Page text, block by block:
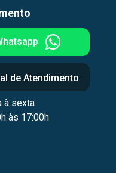
de Atendimento
à sexta
às 17:00h